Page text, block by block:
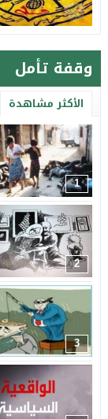
وقفة تأمل
الأكثر مشاهدة
1
2
3